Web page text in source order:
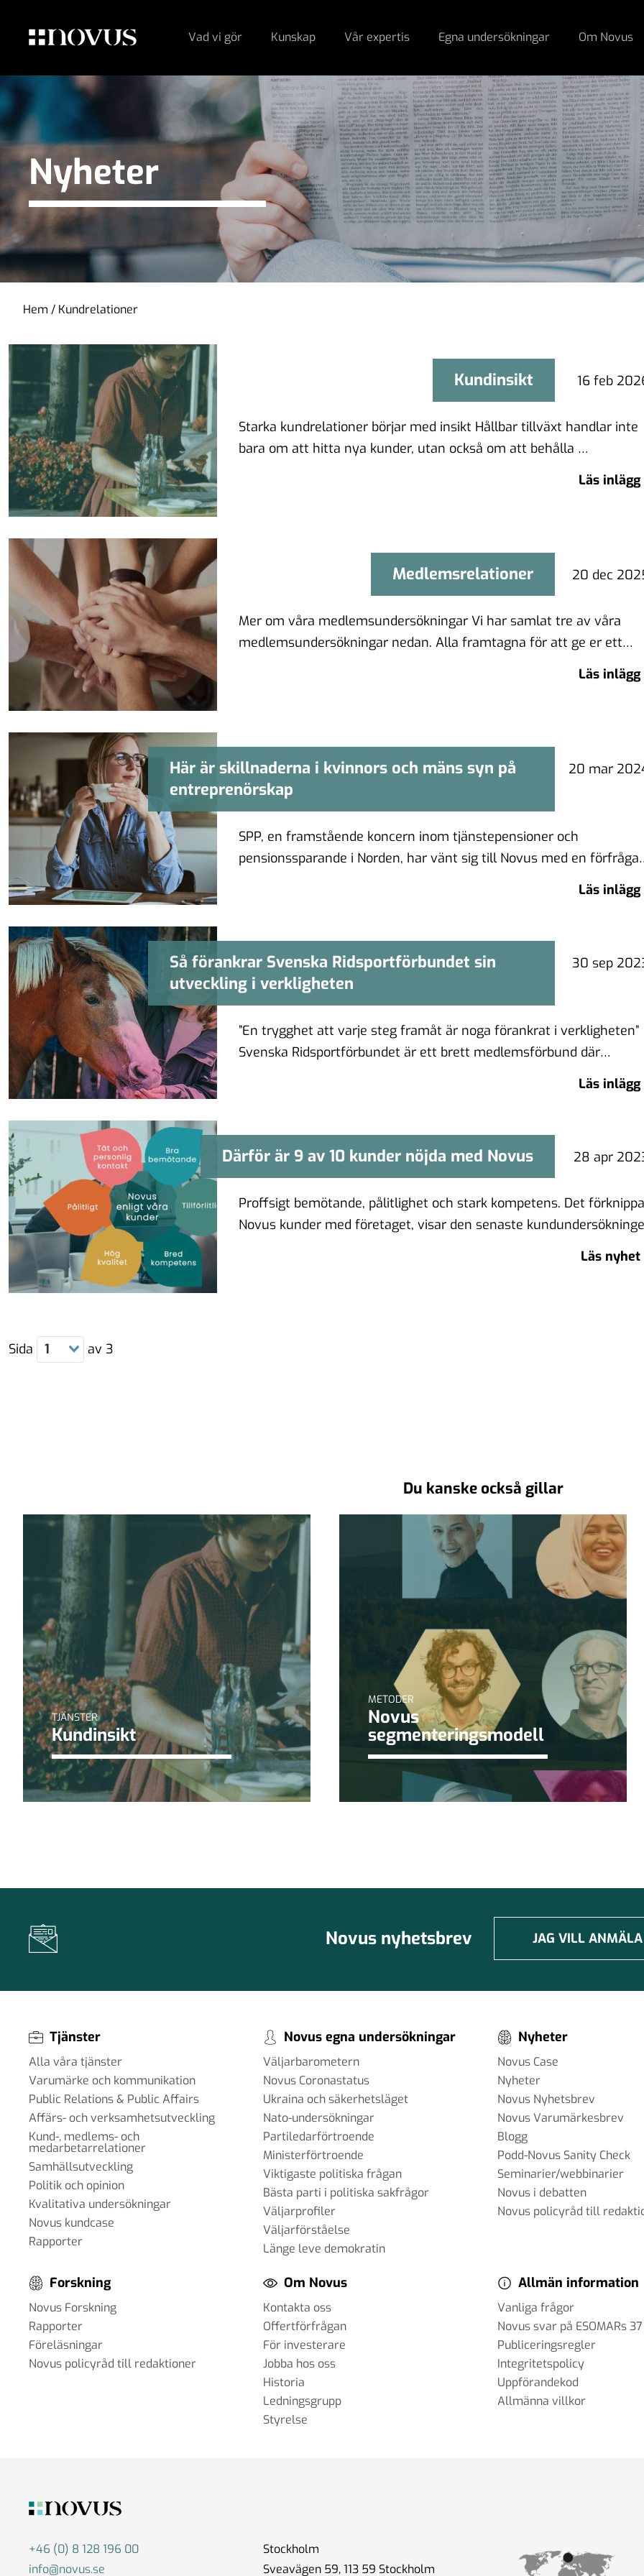
Vad vi gör Kunskap Vår expertis Egna undersökningar Om Novus
Nyheter
Hem / Kundrelationer
Kundinsikt 16 feb
Kundinsikt
Starka kundrelationer börjar med insikt Hållbar tillväxt handlar inte
bara om att hitta nya kunder, utan också om att behålla …
Läs inlägg
Medlemsrelationer 20 dec
Medlemsrelationer
Mer om våra medlemsundersökningar Vi har samlat tre av våra
medlemsundersökningar nedan. Alla framtagna för att ge er ett
Läs inlägg
Här är skillnaderna i kvinnors och mäns syn på
entreprenörskap
20 mar
Här är skillnaderna i kvinnors och mäns syn på
SPP, en framstående koncern inom tjänstepensioner och
pensionssparande i Norden, har vänt sig till Novus med en förfrågan
Läs inlägg
Så förankrar Svenska Ridsportförbundet sin
utveckling i verkligheten
30 sep
Så förankrar Svenska Ridsportförbundet sin
”En trygghet att varje steg framåt är noga förankrat i verkligheten”
Svenska Ridsportförbundet är ett brett medlemsförbund där
Läs inlägg
Därför är 9 av 10 kunder nöjda med Novus 28 apr
Därför är 9 av 10 kunder nöjda med Novus
Proffsigt bemötande, pålitlighet och stark kompetens. Det
Novus kunder med företaget, visar den senaste
Läs nyhet
Sida 1 av 3
Du kanske också gillar
TJÄNSTER
Kundinsikt
METODER
Novus
segmenteringsmodell
Novus nyhetsbrev JAG VILL
Tjänster
Alla våra tjänster
Varumärke och kommunikation
Public Relations & Public Affairs
Affärs- och verksamhetsutveckling
Kund-, medlems- och
medarbetarrelationer
Samhällsutveckling
Politik och opinion
Kvalitativa undersökningar
Novus kundcase
Rapporter
Novus egna undersökningar
Väljarbarometern
Novus Coronastatus
Ukraina och säkerhetsläget
Nato-undersökningar
Partiledarförtroende
Ministerförtroende
Viktigaste politiska frågan
Bästa parti i politiska sakfrågor
Väljarprofiler
Väljarförståelse
Länge leve demokratin
Nyheter
Novus Case
Nyheter
Novus Nyhetsbrev
Novus Varumärkesbrev
Blogg
Podd-Novus Sanity Check
Seminarier/webbinarier
Novus i debatten
Novus policyråd till
Forskning
Novus Forskning
Rapporter
Föreläsningar
Novus policyråd till redaktioner
Om Novus
Kontakta oss
Offertförfrågan
För investerare
Jobba hos oss
Historia
Ledningsgrupp
Styrelse
Allmän information
Vanliga frågor
Novus svar på ESOMARs
Publiceringsregler
Integritetspolicy
Uppförandekod
Allmänna villkor
+46 (0) 8 128 196 00
info@novus.se
Stockholm
Sveavägen 59, 113 59 Stockholm